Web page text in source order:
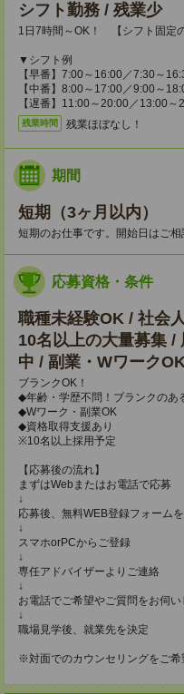
シフト勤務 / 残業少
1日7時間～OK！ 【シフト固定
▼シフト例
【早番】7:00～16:00／7:30～
【中番】8:00～17:00／9:00～
【遅番】11:00～20:00／13:00～
残業時間 残業ほぼなし！
期間
短期（3ヶ月以内）
短期のお仕事です。開始日はご
応募資格・条件
職種未経験OK / 社会
10名以上の大量募集 /
中 / 副業・Wワーク
ブランクOK！
◆年齢・学歴不問！ブランクのあ
◆Wワーク・副業OK
◆資格取得支援あり
※10名以上採用予定
【応募後の流れ】
まずはWebまたはお電話で応募
↓
応募後、無料WEB登録フォーム
↓
スマホorPCからご登録
↓
専任アドバイザーよりご連絡
↓
お電話でご希望やご質問をお伺
↓
職場見学後、就業先を決定
※対面でのカウンセリングをご